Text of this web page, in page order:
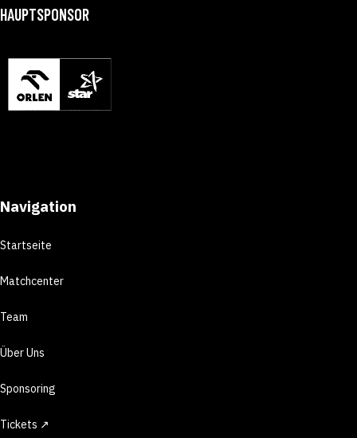
HAUPTSPONSOR
Navigation
Startseite
Matchcenter
Team
Über Uns
Sponsoring
Tickets ↗